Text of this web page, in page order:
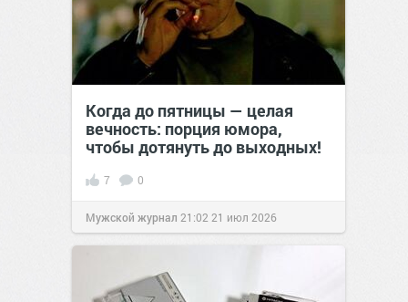
Когда до пятницы — целая
вечность: порция юмора,
чтобы дотянуть до выходных!
7 0
Мужской журнал 21:02 21 июл 2026